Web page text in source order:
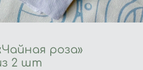
роза»
2 шт